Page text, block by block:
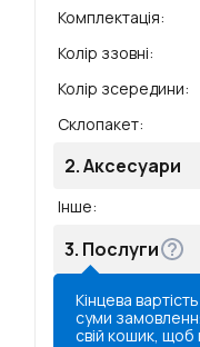
Комплектація:
Колір ззовні:
Колір зсередини:
Склопакет:
2.Аксесуари
Інше:
3. Послуги
Кінцева
суми
свій кошик, щоб